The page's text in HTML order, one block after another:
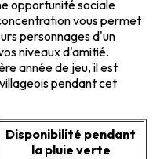
opportunité sociale
vous permet
personnages d'un
niveaux d'amitié.
année de jeu, il est
pendant cet
Disponibilité pendant
la pluie verte